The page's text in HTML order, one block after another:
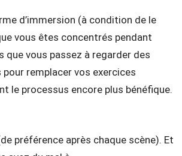
d’immersion (à condition de le
vous êtes concentrés pendant
vous passez à regarder des
remplacer vos exercices
le processus encore plus bénéfique.
préférence après chaque scène). Et